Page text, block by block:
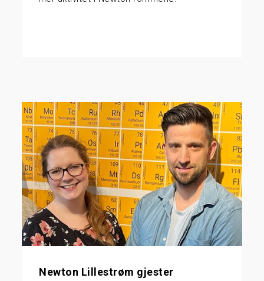
Newton Lillestrøm gjester